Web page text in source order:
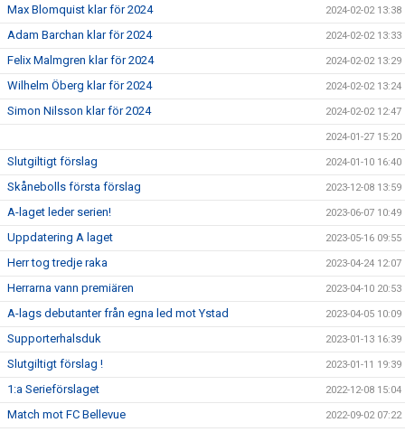
Max Blomquist klar för 2024 2024-02-02 13:38
Adam Barchan klar för 2024 2024-02-02 13:33
Felix Malmgren klar för 2024 2024-02-02 13:29
Wilhelm Öberg klar för 2024 2024-02-02 13:24
Simon Nilsson klar för 2024 2024-02-02 12:47
2024-01-27 15:20
Slutgiltigt förslag 2024-01-10 16:40
Skånebolls första förslag 2023-12-08 13:59
A-laget leder serien! 2023-06-07 10:49
Uppdatering A laget 2023-05-16 09:55
Herr tog tredje raka 2023-04-24 12:07
Herrarna vann premiären 2023-04-10 20:53
A-lags debutanter från egna led mot Ystad 2023-04-05 10:09
Supporterhalsduk 2023-01-13 16:39
Slutgiltigt förslag ! 2023-01-11 19:39
1:a Serieförslaget 2022-12-08 15:04
Match mot FC Bellevue 2022-09-02 07:22